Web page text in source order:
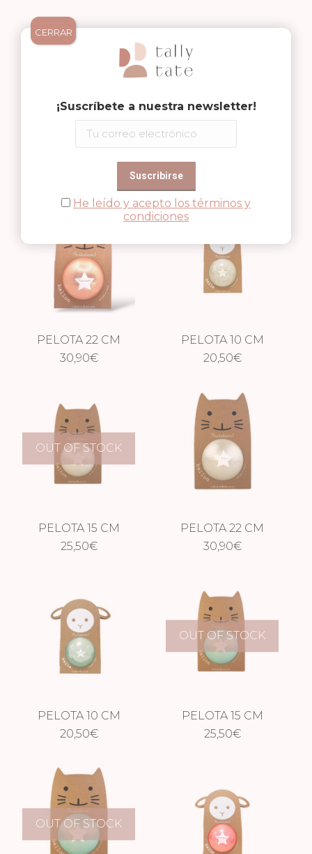
PELOTA 10 CM
PELOTA 15 CM
PELOTA 22 CM
GLITTER COBRE
30,90€
PELOTA 10 CM
GLITTER PLATA
20,50€
OUT OF STOCK
PELOTA 15 CM
GLITTER PLATA
25,50€
PELOTA 22 CM
GLITTER PLATA
30,90€
PELOTA 10 CM
GLITTER AZUL
20,50€
OUT OF STOCK
PELOTA 15 CM
GLITTER AZUL
25,50€
OUT OF STOCK
¡Suscríbete a nuestra newsletter!
He leído y acepto los términos y
condiciones
CERRAR